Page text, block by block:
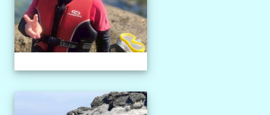
1150527獨木舟課程